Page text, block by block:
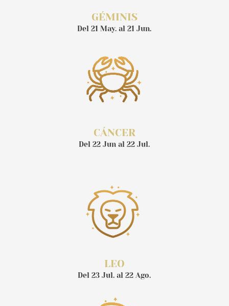
GÉMINIS
Del 21 May. al 21 Jun.
CÁNCER
Del 22 Jun al 22 Jul.
LEO
Del 23 Jul. al 22 Ago.